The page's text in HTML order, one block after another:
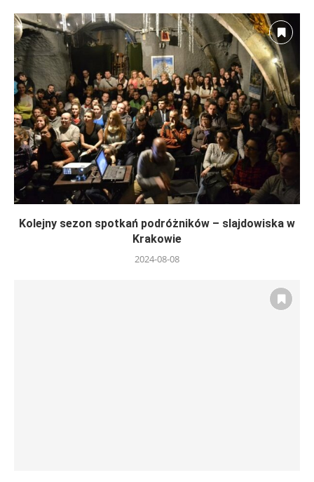
Kolejny sezon spotkań podróżników – slajdowiska w
Krakowie
2024-08-08